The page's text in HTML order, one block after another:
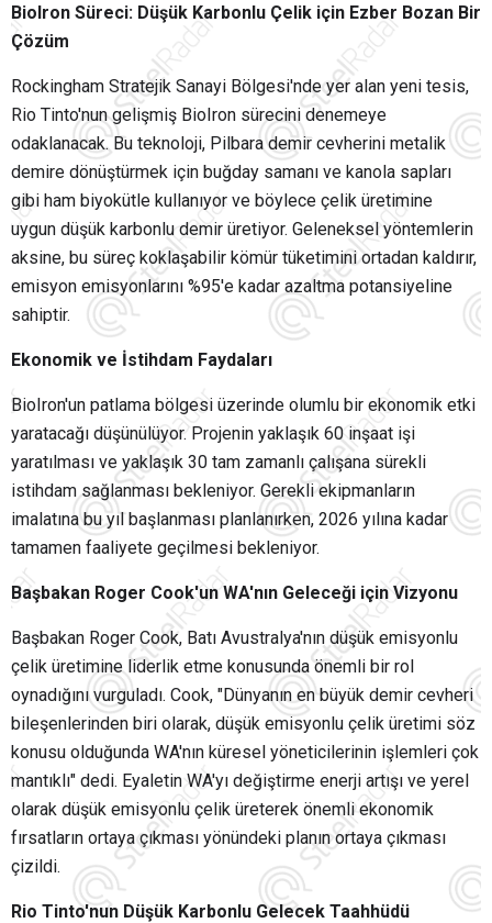
BioIron Süreci: Düşük Karbonlu Çelik için Ezber Bozan Bir
Çözüm
Rockingham Stratejik Sanayi Bölgesi'nde yer alan yeni tesis,
Rio Tinto'nun gelişmiş BioIron sürecini denemeye
odaklanacak.Bu teknoloji, Pilbara demir cevherini metalik
demire dönüştürmek için buğday samanı ve kanola sapları
gibi ham biyokütle kullanıyor ve böylece çelik üretimine
uygun düşük karbonlu demir üretiyor. Geleneksel yöntemlerin
aksine, bu süreç koklaşabilir kömür tüketimini ortadan kaldırır,
emisyon emisyonlarını %95'e kadar azaltma potansiyeline
sahiptir.
Ekonomik ve İstihdam Faydaları
BioIron'un patlama bölgesi üzerinde olumlu bir ekonomik etki
yaratacağı düşünülüyor.Projenin yaklaşık 60 inşaat işi
yaratılması ve yaklaşık 30 tam zamanlı çalışana sürekli
istihdam sağlanması bekleniyor. Gerekli ekipmanların
imalatına bu yıl başlanması planlanırken, 2026 yılına kadar
tamamen faaliyete geçilmesi bekleniyor.
Başbakan Roger Cook'un WA'nın Geleceği için Vizyonu
Başbakan Roger Cook, Batı Avustralya'nın düşük emisyonlu
çelik üretimine liderlik etme konusunda önemli bir rol
oynadığını vurguladı. Cook, "Dünyanın en büyük demir cevheri
bileşenlerinden biri olarak, düşük emisyonlu çelik üretimi söz
konusu olduğunda WA'nın küresel yöneticilerinin işlemleri çok
mantıklı" dedi. Eyaletin WA'yı değiştirme enerji artışı ve yerel
olarak düşük emisyonlu çelik üreterek önemli ekonomik
fırsatların ortaya çıkması yönündeki planın ortaya çıkması
çizildi.
Rio Tinto'nun Düşük Karbonlu Gelecek Taahhüdü